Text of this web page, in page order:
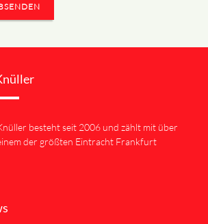
besteht seit 2006 und zählt mit über
der größten Eintracht Frankfurt